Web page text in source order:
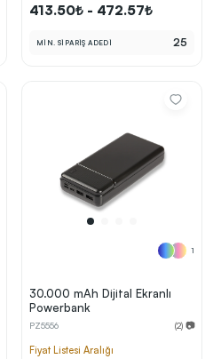
413.50₺ - 472.57₺
MİN. SİPARİŞ ADEDİ 25
1
30.000 mAh Dijital Ekranlı
Powerbank
PZ5556 (2) 📷
Fiyat Listesi Aralığı